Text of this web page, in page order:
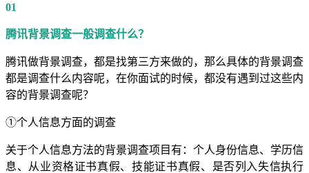
01
腾讯背景调查一般调查什么？
腾讯做背景调查，都是找第三方来做的，那么具体的背景调查
都是调查什么内容呢，在你面试的时候，都没有遇到过这些内
容的背景调查呢？
①个人信息方面的调查
关于个人信息方法的背景调查项目有：个人身份信息、学历信
息、从业资格证书真假、技能证书真假、是否列入失信执行